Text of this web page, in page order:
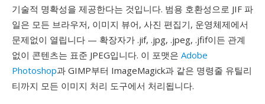
기술적 명확성을 제공한다는 것입니다. 범용 호환성으로 JIF 파
일은 모든 브라우저, 이미지 뷰어, 사진 편집기, 운영체제에서
문제없이 열립니다 — 확장자가 .jif, .jpg, .jpeg, .jfif이든 관계
없이 콘텐츠는 표준 JPEG입니다. 이 포맷은 Adobe
Photoshop과 GIMP부터 ImageMagick과 같은 명령줄 유틸리
티까지 모든 이미지 처리 도구에서 처리됩니다.